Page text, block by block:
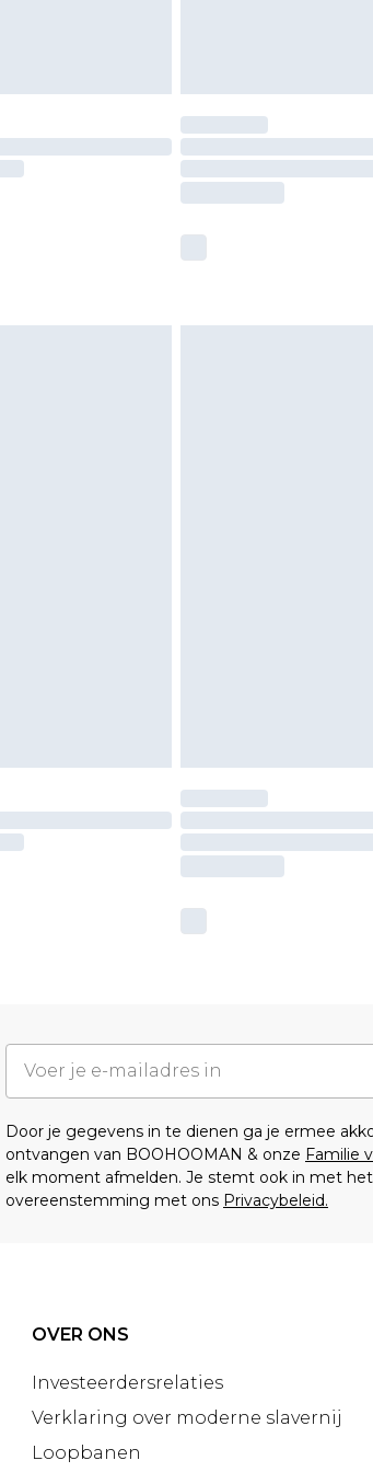
Door je gegevens in te dienen ga je ermee
ontvangen van BOOHOOMAN & onze Familie
elk moment afmelden. Je stemt ook in met
overeenstemming met ons Privacybeleid.
OVER ONS
Investeerdersrelaties
Verklaring over moderne slavernij
Loopbanen